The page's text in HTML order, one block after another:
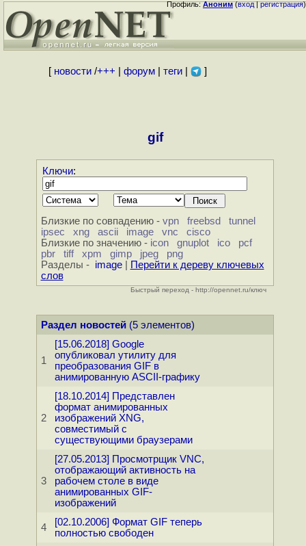
Профиль:Аноним(вход|регистрация)
[ новости/+++ форум| теги| ]
gif
Ключи:
Близкие по совпадению - vpn freebsd
tunnel
ipsec
xng ascii image vnc
cisco
Близкие по значению - icon gnuplot ico
pcf
pbr
tiff xpm gimp jpeg
png
Разделы - image|
Перейти к дереву ключевых
слов
Быстрый переход - http://opennet.ru/ключ
Раздел новостей(5 элементов)
1
[15.06.2018] Google
опубликовал утилиту для
преобразования GIF в
анимированную ASCII-графику
2
[18.10.2014] Представлен
формат анимированных
изображений XNG,
совместимый с
существующими браузерами
3
[27.05.2013] Просмотрщик VNC,
отображающий активность на
рабочем столе в виде
анимированных GIF-
изображений
4
[02.10.2006] Формат GIF теперь
полностью свободен